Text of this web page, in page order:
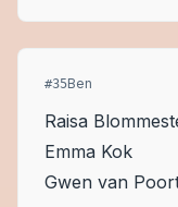
#35Ben
Raisa
Emma Kok
Gwen van